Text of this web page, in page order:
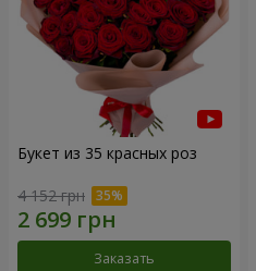
Букет из 35 красных роз
4 152 грн
Заказать